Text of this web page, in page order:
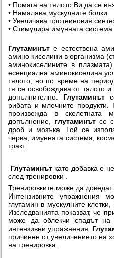
• Помага на тялото Ви да се
• Намалява мускулните болки
• Увеличава протеиновия
• Стимулира имунната система
Глутаминът е естествена
амино киселини в организма
аминокиселините в
есенциална аминокиселина
тялото, но по време на
тя се освобождава от тялото
допълнително. Глутаминът
рибата и млечните продукти.
произвежда в скелетната
допълнение, глутаминътсе
дроб и мозъка. Той се
черва, имунната система,
тракт.
Глутаминъткато добавка е
след тренировки .
Тренировките може да
Интензивните упражнения
глутамин в мускулните
Изследванията показват, че
може да облекчи спадът на
интензивни упражнения.
причинен от увеличението на
на тренировка.